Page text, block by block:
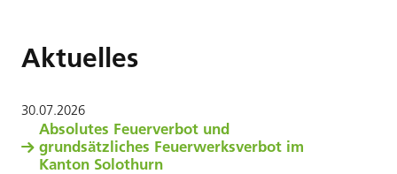
Aktuelles
30.07.2026
Absolutes Feuerverbot und
grundsätzliches Feuerwerksverbot im
Kanton Solothurn